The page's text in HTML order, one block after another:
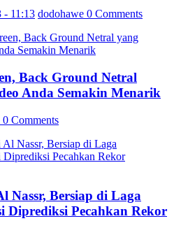
- 11:13 dodohawe 0 Comments
Back Ground Netral
Anda Semakin Menarik
0 Comments
Nassr, Bersiap di Laga
Diprediksi Pecahkan Rekor